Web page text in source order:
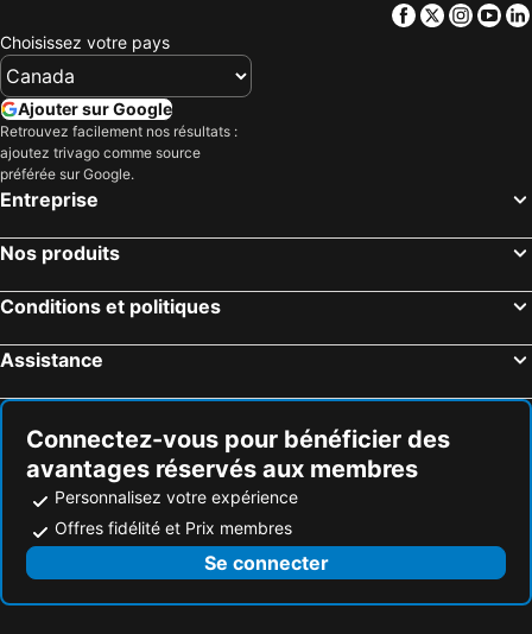
Facebook
Twitter
Choisissez votre pays
Ajouter sur Google
Retrouvez facilement nos résultats :
ajoutez trivago comme source
préférée sur Google.
Entreprise
Nos produits
Conditions et politiques
Assistance
Connectez-vous pour bénéficier des
avantages réservés aux membres
Personnalisez votre expérience
Offres fidélité et Prix membres
Se connecter